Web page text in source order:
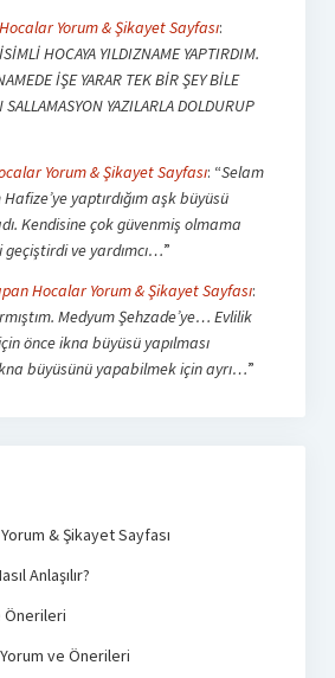
Yorum & Şikayet Sayfası:
HOCAYA YILDIZNAME YAPTIRDIM.
İŞE YARAR TEK BİR ŞEY BİLE
SALLAMASYON YAZILARLA DOLDURUP
Yorum & Şikayet Sayfası: “Selam
yaptırdığım aşk büyüsü
Kendisine çok güvenmiş olmama
ve yardımcı…”
Hocalar Yorum & Şikayet Sayfası:
Medyum Şehzade’ye… Evlilik
önce ikna büyüsü yapılması
büyüsünü yapabilmek için ayrı…”
& Şikayet Sayfası
Anlaşılır?
Önerileri
ve Önerileri